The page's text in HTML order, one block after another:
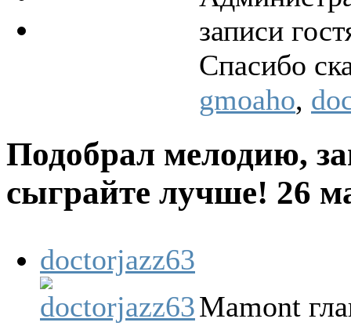
записи
Спасибо
gmoaho,
Подобрал мелодию,
сыграйте лучше! 26
doctorjazz63
Mamont